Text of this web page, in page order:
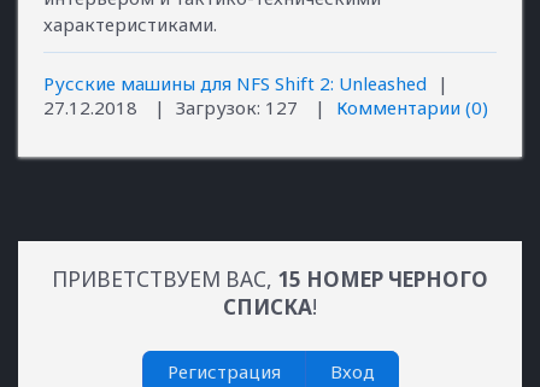
характеристиками.
Русские машины для NFS Shift 2: Unleashed
|
27.12.2018
| Загрузок: 127 | Комментарии (0)
ПРИВЕТСТВУЕМ ВАС, 15 НОМЕР ЧЕРНОГО
СПИСКА!
Регистрация Вход